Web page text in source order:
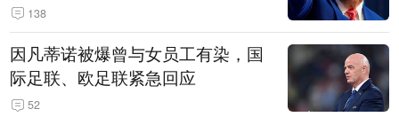
138
因凡蒂诺被爆曾与女员工有染，国
际足联、欧足联紧急回应
52